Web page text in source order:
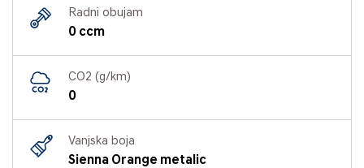
Radni obujam
0 ccm
CO2 (g/km)
0
Vanjska boja
Sienna Orange metalic